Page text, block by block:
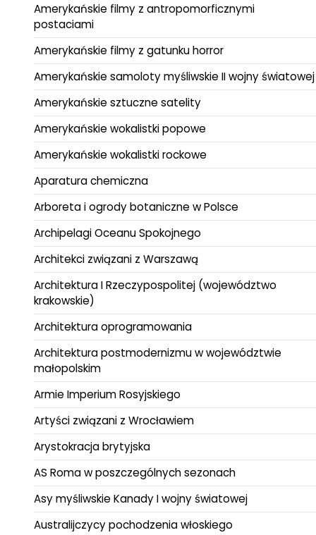
Amerykańskie filmy z antropomorficznymi
postaciami
Amerykańskie filmy z gatunku horror
Amerykańskie samoloty myśliwskie II wojny światowej
Amerykańskie sztuczne satelity
Amerykańskie wokalistki popowe
Amerykańskie wokalistki rockowe
Aparatura chemiczna
Arboreta i ogrody botaniczne w Polsce
Archipelagi Oceanu Spokojnego
Architekci związani z Warszawą
Architektura I Rzeczypospolitej (województwo
krakowskie)
Architektura oprogramowania
Architektura postmodernizmu w województwie
małopolskim
Armie Imperium Rosyjskiego
Artyści związani z Wrocławiem
Arystokracja brytyjska
AS Roma w poszczególnych sezonach
Asy myśliwskie Kanady I wojny światowej
Australijczycy pochodzenia włoskiego